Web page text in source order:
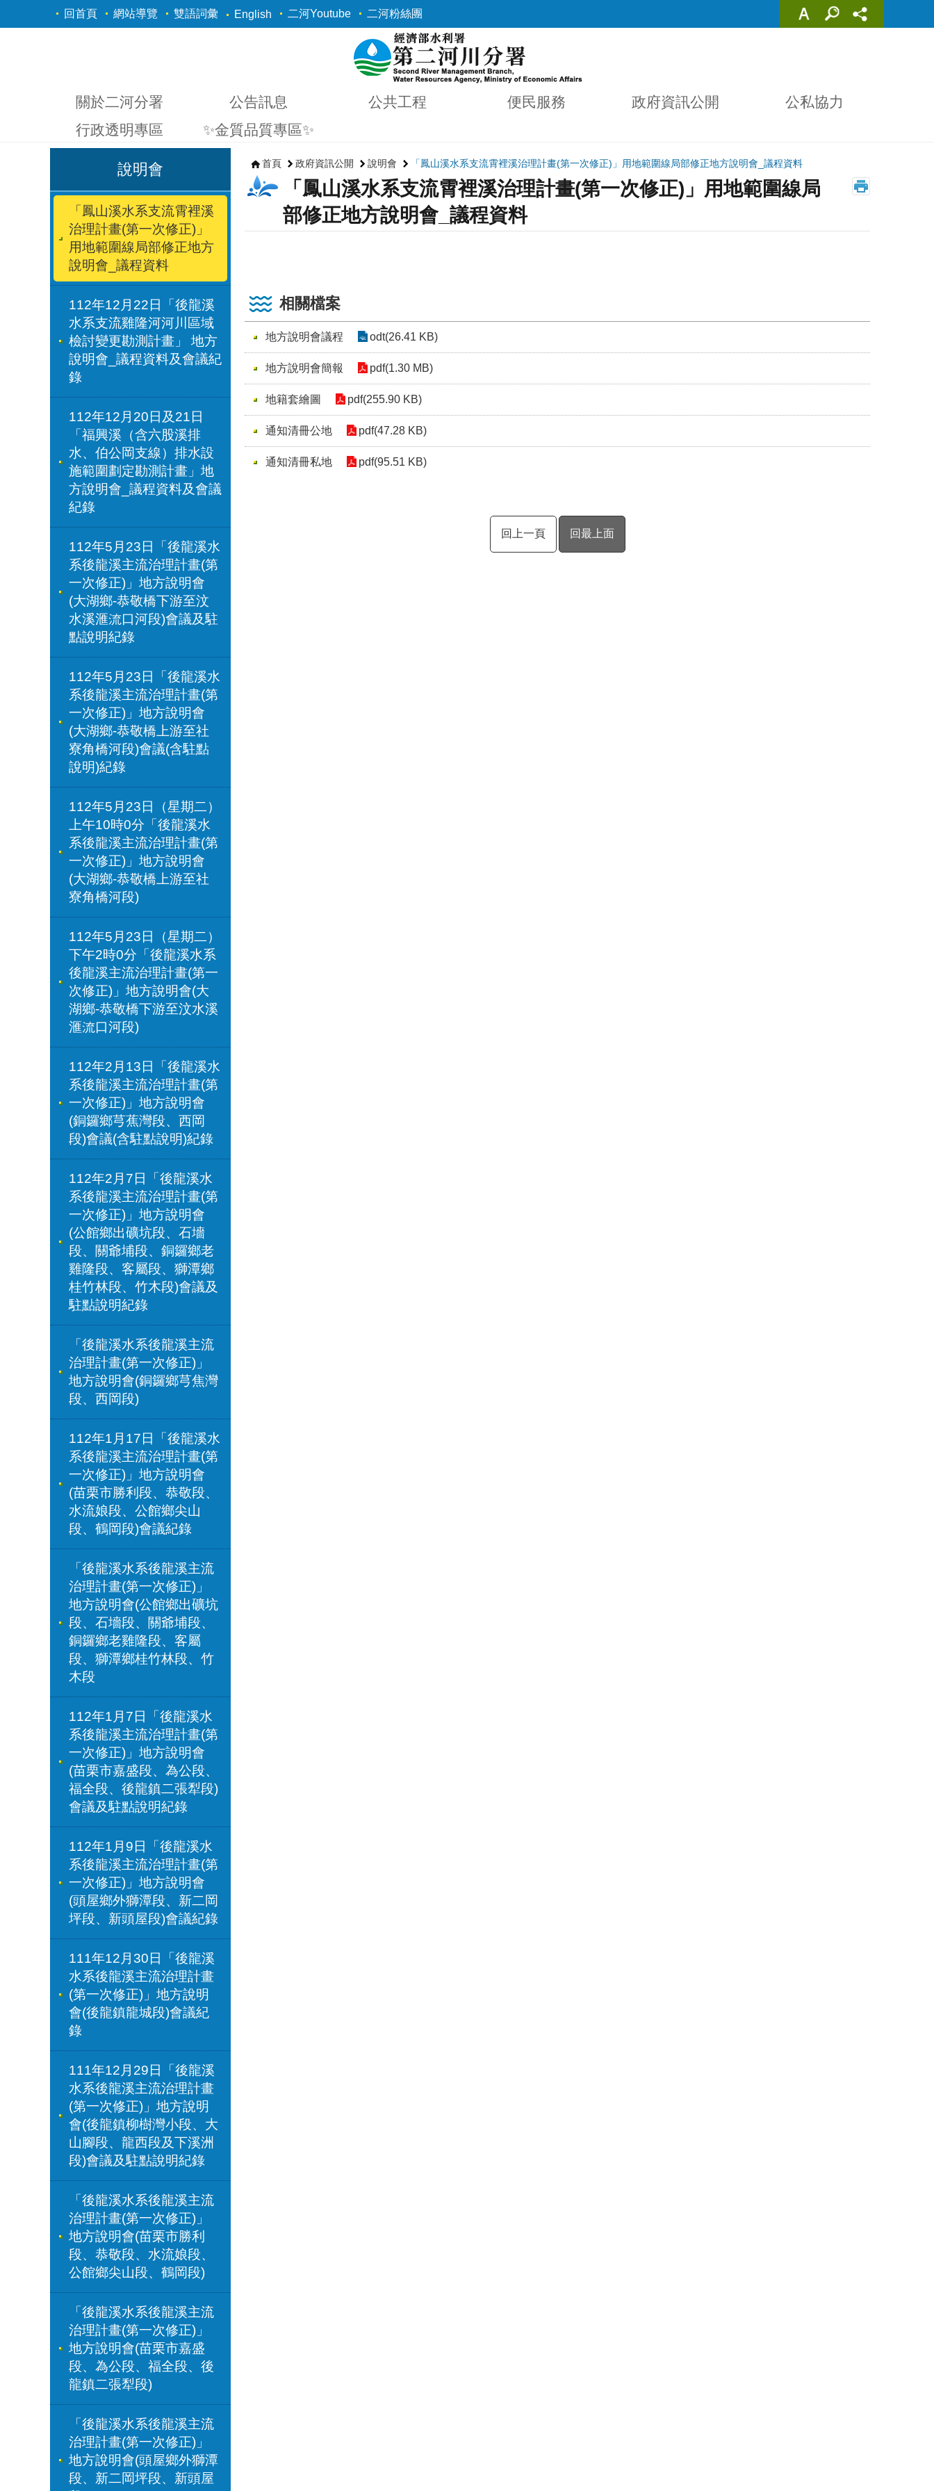
跳到主要內容區塊
回首頁 網站導覽 雙語詞彙 English 二河Youtube 二河粉絲團
關於二河分署 公告訊息 公共工程 便民服務 政府資訊公開
公私協力
行政透明專區
✨金質品質專區✨
說明會
「鳳山溪水系支流霄裡溪
治理計畫(第一次修正)」
用地範圍線局部修正地方
說明會_議程資料
112年12月22日「後龍溪
水系支流雞隆河河川區域
檢討變更勘測計畫」 地方
說明會_議程資料及會議紀
錄
112年12月20日及21日
「福興溪（含六股溪排
水、伯公岡支線）排水設
施範圍劃定勘測計畫」地
方說明會_議程資料及會議
紀錄
112年5月23日「後龍溪水
系後龍溪主流治理計畫(第
一次修正)」地方說明會
(大湖鄉-恭敬橋下游至汶
水溪滙流口河段)會議及駐
點說明紀錄
112年5月23日「後龍溪水
系後龍溪主流治理計畫(第
一次修正)」地方說明會
(大湖鄉-恭敬橋上游至社
寮角橋河段)會議(含駐點
說明)紀錄
112年5月23日（星期二）
上午10時0分「後龍溪水
系後龍溪主流治理計畫(第
一次修正)」地方說明會
(大湖鄉-恭敬橋上游至社
寮角橋河段)
112年5月23日（星期二）
下午2時0分「後龍溪水系
後龍溪主流治理計畫(第一
次修正)」地方說明會(大
湖鄉-恭敬橋下游至汶水溪
滙流口河段)
112年2月13日「後龍溪水
系後龍溪主流治理計畫(第
一次修正)」地方說明會
(銅鑼鄉芎蕉灣段、西岡
段)會議(含駐點說明)紀錄
112年2月7日「後龍溪水
系後龍溪主流治理計畫(第
一次修正)」地方說明會
(公館鄉出礦坑段、石墻
段、關爺埔段、銅鑼鄉老
雞隆段、客屬段、獅潭鄉
桂竹林段、竹木段)會議及
駐點說明紀錄
「後龍溪水系後龍溪主流
治理計畫(第一次修正)」
地方說明會(銅鑼鄉芎焦灣
段、西岡段)
112年1月17日「後龍溪水
系後龍溪主流治理計畫(第
一次修正)」地方說明會
(苗栗市勝利段、恭敬段、
水流娘段、公館鄉尖山
段、鶴岡段)會議紀錄
「後龍溪水系後龍溪主流
治理計畫(第一次修正)」
地方說明會(公館鄉出礦坑
段、石墻段、關爺埔段、
銅鑼鄉老雞隆段、客屬
段、獅潭鄉桂竹林段、竹
木段
112年1月7日「後龍溪水
系後龍溪主流治理計畫(第
一次修正)」地方說明會
(苗栗市嘉盛段、為公段、
福全段、後龍鎮二張犁段)
會議及駐點說明紀錄
112年1月9日「後龍溪水
系後龍溪主流治理計畫(第
一次修正)」地方說明會
(頭屋鄉外獅潭段、新二岡
坪段、新頭屋段)會議紀錄
111年12月30日「後龍溪
水系後龍溪主流治理計畫
(第一次修正)」地方說明
會(後龍鎮龍城段)會議紀
錄
111年12月29日「後龍溪
水系後龍溪主流治理計畫
(第一次修正)」地方說明
會(後龍鎮柳樹灣小段、大
山腳段、龍西段及下溪洲
段)會議及駐點說明紀錄
「後龍溪水系後龍溪主流
治理計畫(第一次修正)」
地方說明會(苗栗市勝利
段、恭敬段、水流娘段、
公館鄉尖山段、鶴岡段)
「後龍溪水系後龍溪主流
治理計畫(第一次修正)」
地方說明會(苗栗市嘉盛
段、為公段、福全段、後
龍鎮二張犁段)
「後龍溪水系後龍溪主流
治理計畫(第一次修正)」
地方說明會(頭屋鄉外獅潭
段、新二岡坪段、新頭屋
首頁 政府資訊公開 說明會 「鳳山溪水系支流霄裡溪治理計畫(第一次修正)」用地範圍線局部修正地方說明會_議程資料
「鳳山溪水系支流霄裡溪治理計畫(第一次修正)」用地範圍線局
部修正地方說明會_議程資料
相關檔案
地方說明會議程 odt(26.41 KB)
地方說明會簡報 pdf(1.30 MB)
地籍套繪圖 pdf(255.90 KB)
通知清冊公地 pdf(47.28 KB)
通知清冊私地 pdf(95.51 KB)
回上一頁 回最上面